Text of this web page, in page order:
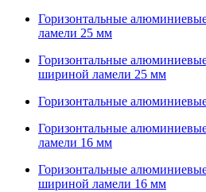
Горизонтальные
ламели 25 мм
Горизонтальные
шириной ламели 25 мм
Горизонтальные
Горизонтальные
ламели 16 мм
Горизонтальные
шириной ламели 16 мм